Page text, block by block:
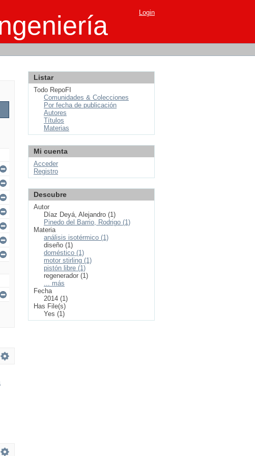
Login
Listar
Todo RepoFI
Comunidades & Colecciones
Por fecha de publicación
Autores
Títulos
Materias
Mi cuenta
Acceder
Registro
Descubre
Autor
Díaz Deyá, Alejandro (1)
Pinedo del Barrio, Rodrigo (1)
Materia
análisis isotérmico (1)
diseño (1)
doméstico (1)
motor stirling (1)
pistón libre (1)
regenerador (1)
... más
Fecha
2014 (1)
Has File(s)
Yes (1)